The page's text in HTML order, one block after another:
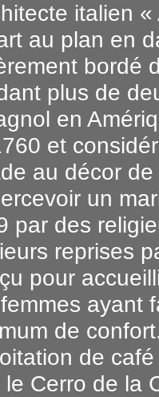
italien
au plan en
bordé
plus de
en
et
au décor
un
par des
reprises
pour
ayant
de
de
le Cerro de la